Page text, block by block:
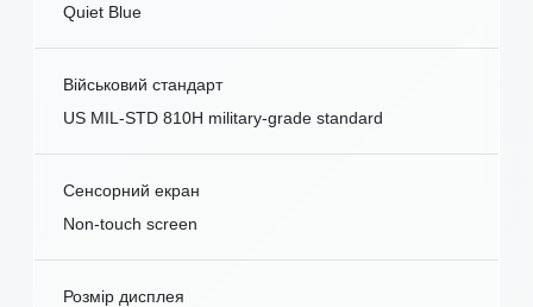
Quiet Blue
Військовий стандарт
US MIL-STD 810H military-grade standard
Сенсорний екран
Non-touch screen
Розмір дисплея